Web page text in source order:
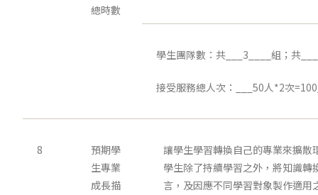
總時數
學生團隊數：共___3____組；共
接受服務總人次：___50人*2次
8
預期學
生專業
成長描
讓學生學習轉換自己的專業來擴散
學生除了持續學習之外，將知識轉
言，及因應不同學習對象製作適用